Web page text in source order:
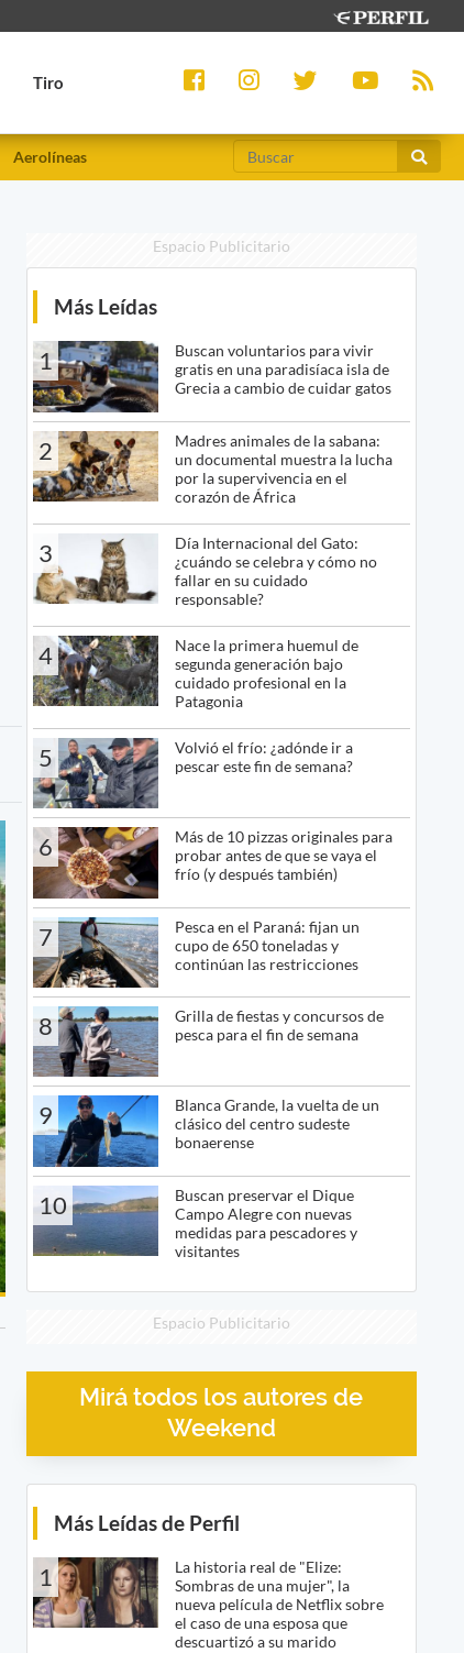
Tiro
Aerolíneas
Espacio Publicitario
Más Leídas
1
Buscan voluntarios para vivir
gratis en una paradisíaca isla de
Grecia a cambio de cuidar gatos
2
Madres animales de la sabana:
un documental muestra la lucha
por la supervivencia en el
corazón de África
3
Día Internacional del Gato:
¿cuándo se celebra y cómo no
fallar en su cuidado
responsable?
4
Nace la primera huemul de
segunda generación bajo
cuidado profesional en la
Patagonia
5
Volvió el frío: ¿adónde ir a
pescar este fin de semana?
6
Más de 10 pizzas originales para
probar antes de que se vaya el
frío (y después también)
7
Pesca en el Paraná: fijan un
cupo de 650 toneladas y
continúan las restricciones
8
Grilla de fiestas y concursos de
pesca para el fin de semana
9
Blanca Grande, la vuelta de un
clásico del centro sudeste
bonaerense
10
Buscan preservar el Dique
Campo Alegre con nuevas
medidas para pescadores y
visitantes
Espacio Publicitario
Mirá todos los autores de
Weekend
Más Leídas de Perfil
1
La historia real de "Elize:
Sombras de una mujer", la
nueva película de Netflix sobre
el caso de una esposa que
descuartizó a su marido